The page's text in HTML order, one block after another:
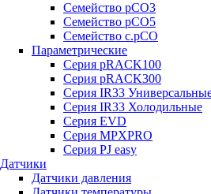
Семейство pCO3
Семейство pCO5
Семейство c.pCO
Параметрические
Серия pRACK100
Серия pRACK300
Серия IR33
Серия IR33 Холодильные
Серия EVD
Серия MPXPRO
Серия PJ easy
Датчики
Датчики давления